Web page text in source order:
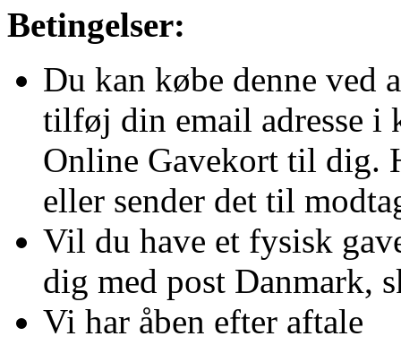
Betingelser:
Du kan købe denne ved
tilføj din email adresse i
Online Gavekort til dig.
eller sender det til
Vil du have et fysisk
dig med post Danmark,
Vi har åben efter aftale